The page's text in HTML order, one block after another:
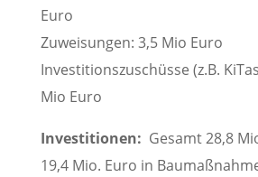
Euro
Zuweisungen: 3,5 Mio Euro
Investitionszuschüsse (z.B.
Mio Euro
Investitionen: Gesamt 28,8
19,4 Mio. Euro in